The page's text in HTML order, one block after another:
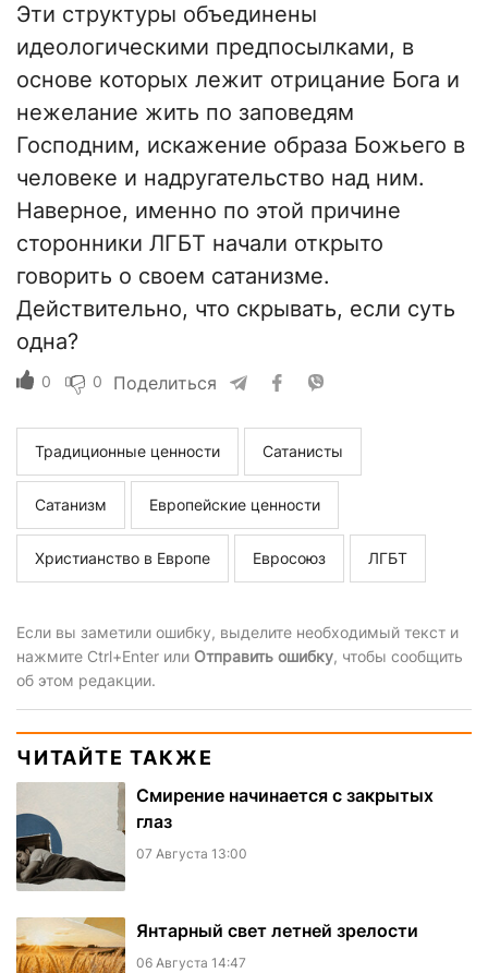
Эти структуры объединены
идеологическими предпосылками, в
основе которых лежит отрицание Бога и
нежелание жить по заповедям
Господним, искажение образа Божьего в
человеке и надругательство над ним.
Наверное, именно по этой причине
сторонники ЛГБТ начали открыто
говорить о своем сатанизме.
Действительно, что скрывать, если суть
одна?
0 0 Поделиться
Традиционные ценности Сатанисты
Сатанизм Европейские ценности
Христианство в Европе Евросоюз ЛГБТ
Если вы заметили ошибку, выделите необходимый текст и
нажмите Ctrl+Enter или Отправить ошибку, чтобы сообщить
об этом редакции.
ЧИТАЙТЕ ТАКЖЕ
Смирение начинается с закрытых
глаз
07 Августа 13:00
Янтарный свет летней зрелости
06 Августа 14:47